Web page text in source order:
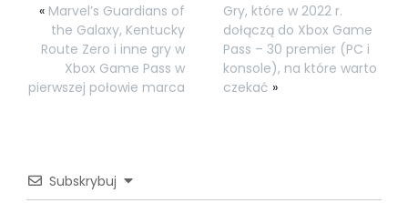
« Marvel’s Guardians of
the Galaxy, Kentucky
Route Zero i inne gry w
Xbox Game Pass w
pierwszej połowie marca
Gry, które w 2022 r.
dołączą do Xbox Game
Pass – 30 premier (PC i
konsole), na które warto
czekać »
Subskrybuj